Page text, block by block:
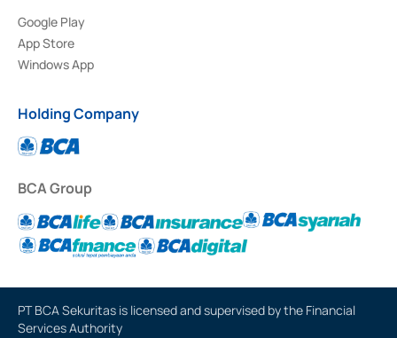
Google Play
App Store
Windows App
Holding Company
BCA Group
PT BCA Sekuritas is licensed and supervised by the Financial
Services Authority